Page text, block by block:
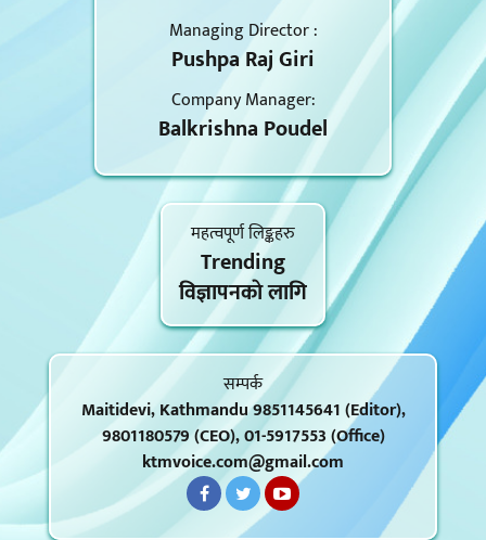
Managing Director :
Pushpa Raj Giri
Company Manager:
Balkrishna Poudel
महत्वपूर्ण लिङ्कहरु
Trending
विज्ञापनकाे लागि
सम्पर्क
Maitidevi, Kathmandu 9851145641 (Editor),
9801180579 (CEO), 01-5917553 (Office)
ktmvoice.com@gmail.com